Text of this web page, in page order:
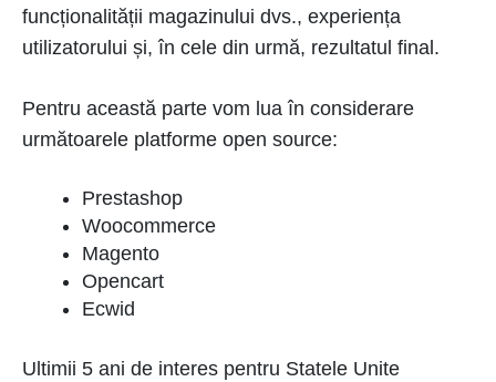
funcționalității magazinului dvs., experiența
utilizatorului și, în cele din urmă, rezultatul final.
Pentru această parte vom lua în considerare
următoarele platforme open source:
Prestashop
Woocommerce
Magento
Opencart
Ecwid
Ultimii 5 ani de interes pentru Statele Unite